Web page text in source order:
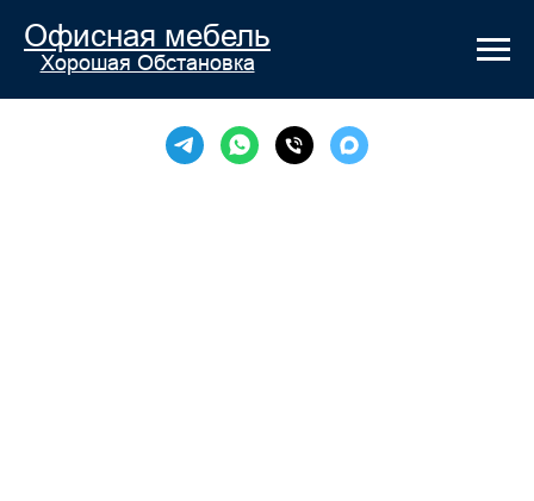
Офисная мебель
Хорошая Обстановка